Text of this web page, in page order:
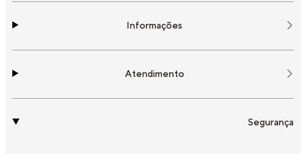
Informações
Atendimento
Segurança